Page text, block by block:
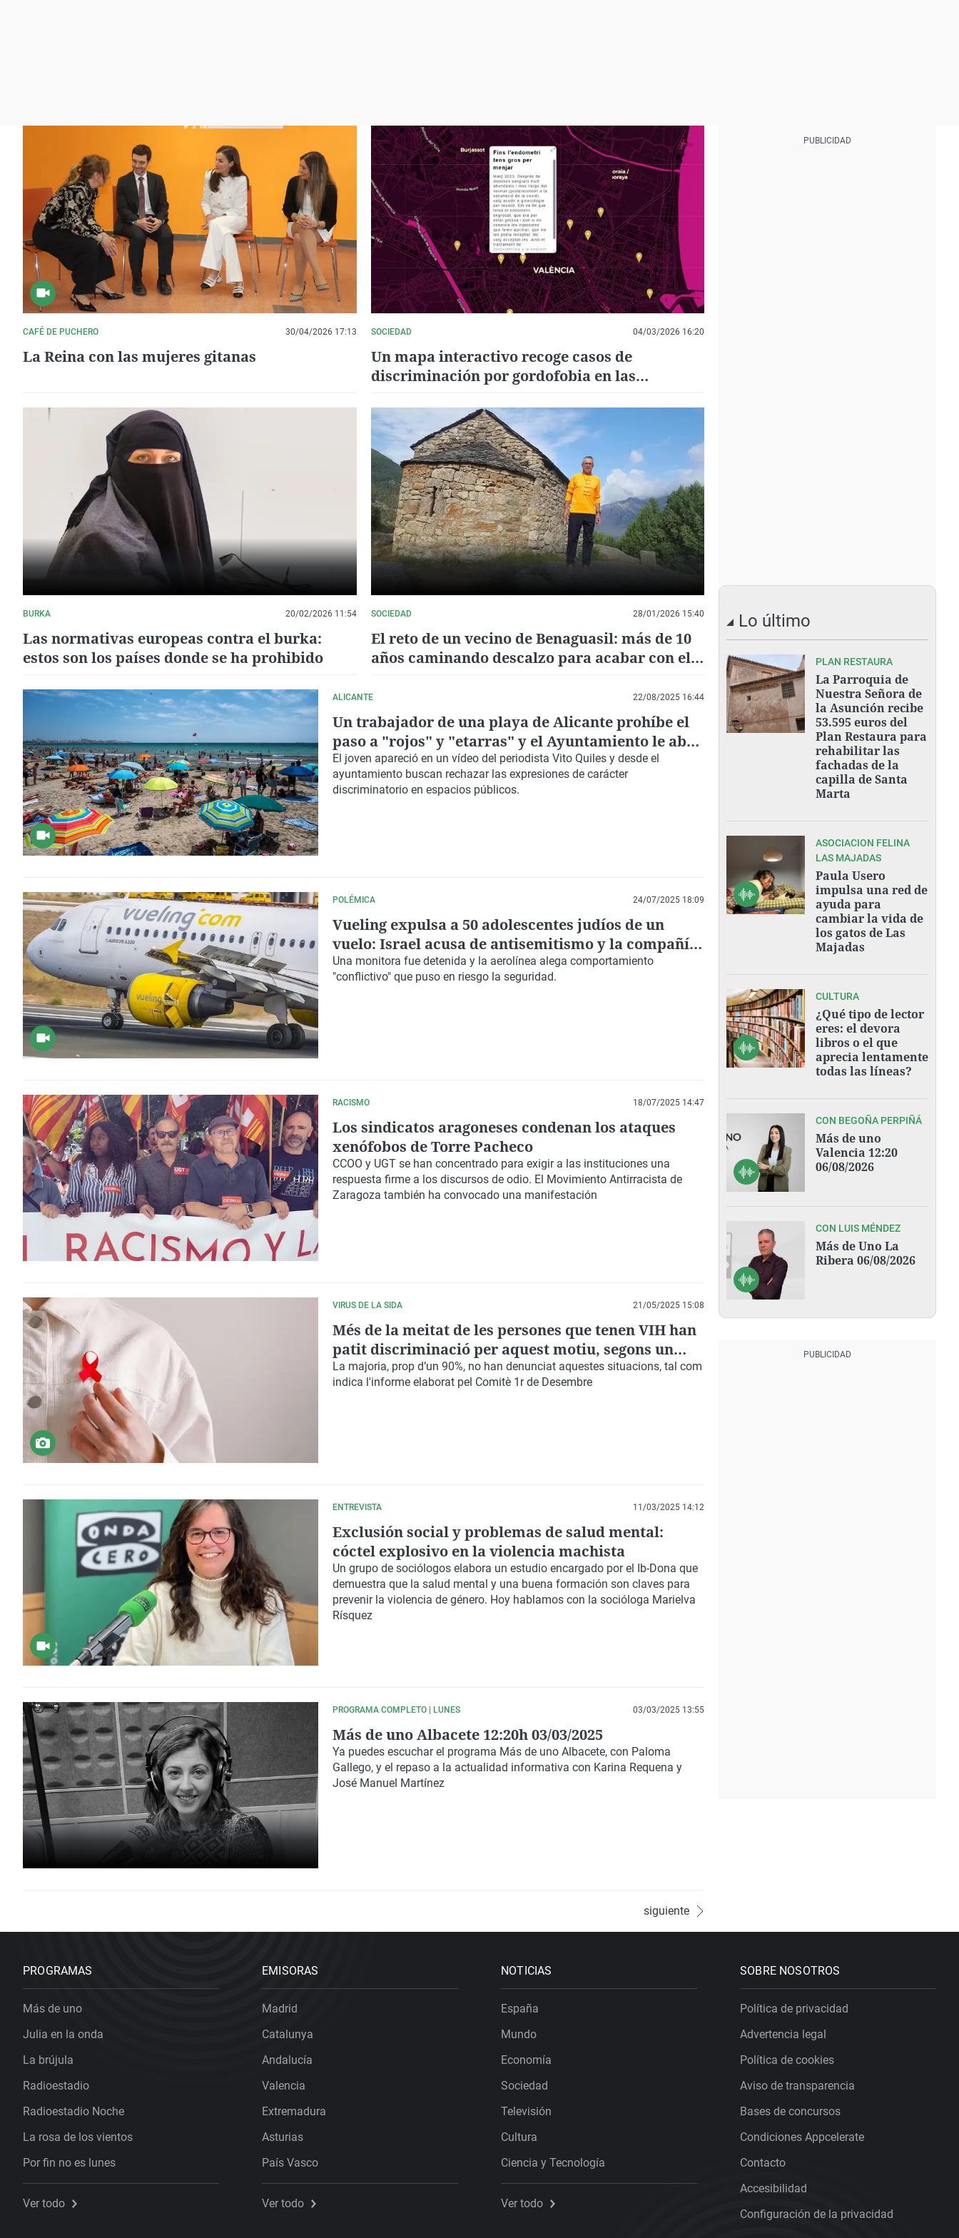
CAFÉ DE PUCHERO 30/04/2026 17:13
La Reina con las mujeres gitanas
SOCIEDAD 04/03/2026 16:20
Un mapa interactivo recoge casos de
discriminación por gordofobia en las
BURKA 20/02/2026 11:54
Las normativas europeas contra el burka:
estos son los países donde se ha prohibido
SOCIEDAD 28/01/2026 15:40
El reto de un vecino de Benaguasil: más de 10
años caminando descalzo para acabar con el
ALICANTE 22/08/2025 16:44
Un trabajador de una playa de Alicante prohíbe el
paso a "rojos" y "etarras" y el Ayuntamiento le abre
un expediente
El joven apareció en un vídeo del periodista Vito Quiles y desde el
ayuntamiento buscan rechazar las expresiones de carácter
discriminatorio en espacios públicos.
POLÉMICA 24/07/2025 18:09
Vueling expulsa a 50 adolescentes judíos de un
vuelo: Israel acusa de antisemitismo y la compañía
alega que fue por su comportamiento
Una monitora fue detenida y la aerolínea alega comportamiento
"conflictivo" que puso en riesgo la seguridad.
RACISMO 18/07/2025 14:47
Los sindicatos aragoneses condenan los ataques
xenófobos de Torre Pacheco
CCOO y UGT se han concentrado para exigir a las instituciones una
respuesta firme a los discursos de odio. El Movimiento Antirracista de
Zaragoza también ha convocado una manifestación
VIRUS DE LA SIDA 21/05/2025 15:08
Més de la meitat de les persones que tenen VIH han
patit discriminació per aquest motiu, segons un
estudi
La majoria, prop d’un 90%, no han denunciat aquestes situacions, tal com
indica l'informe elaborat pel Comitè 1r de Desembre
ENTREVISTA 11/03/2025 14:12
Exclusión social y problemas de salud mental:
cóctel explosivo en la violencia machista
Un grupo de sociólogos elabora un estudio encargado por el Ib-Dona que
demuestra que la salud mental y una buena formación son claves para
prevenir la violencia de género. Hoy hablamos con la socióloga Marielva
Rísquez
PROGRAMA COMPLETO | LUNES 03/03/2025 13:55
Más de uno Albacete 12:20h 03/03/2025
Ya puedes escuchar el programa Más de uno Albacete, con Paloma
Gallego, y el repaso a la actualidad informativa con Karina Requena y
José Manuel Martínez
siguiente
Lo último
PLAN RESTAURA
La Parroquia de
Nuestra Señora de
la Asunción recibe
53.595 euros del
Plan Restaura para
rehabilitar las
fachadas de la
capilla de Santa
Marta
ASOCIACION FELINA
LAS MAJADAS
Paula Usero
impulsa una red de
ayuda para
cambiar la vida de
los gatos de Las
Majadas
CULTURA
¿Qué tipo de lector
eres: el devora
libros o el que
aprecia lentamente
todas las líneas?
CON BEGOÑA PERPIÑÁ
Más de uno
Valencia 12:20
06/08/2026
CON LUIS MÉNDEZ
Más de Uno La
Ribera 06/08/2026
PROGRAMAS
Más de uno
Julia en la onda
La brújula
Radioestadio
Radioestadio Noche
La rosa de los vientos
Por fin no es lunes
Ver todo
EMISORAS
Madrid
Catalunya
Andalucía
Valencia
Extremadura
Asturias
País Vasco
Ver todo
NOTICIAS
España
Mundo
Economía
Sociedad
Televisión
Cultura
Ciencia y Tecnología
Ver todo
SOBRE NOSOTROS
Política de privacidad
Advertencia legal
Política de cookies
Aviso de transparencia
Bases de concursos
Condiciones Appcelerate
Contacto
Accesibilidad
Configuración de la privacidad